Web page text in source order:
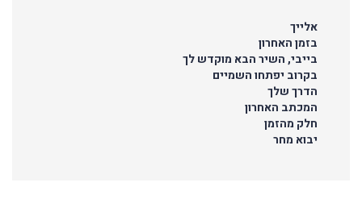
אלייך
בזמן האחרון
בייבי, השיר הבא מוקדש לך
בקרוב יפתחו השמיים
הדרך שלך
המכתב האחרון
חלק מהזמן
יבוא מחר